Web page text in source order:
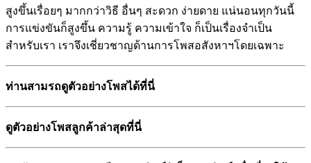
สูงขึ้นเรื่อยๆ มากกว่าวิธี อื่นๆ สะดวก ง่ายดาย แน่นอนทุกวันนี้
การแข่งขันก็สูงขึ้น ความรู้ ความเข้าใจ ก็เป็นเรื่องจำเป็น
สำหรับเรา เราจึงเชี่ยวชาญด้านการโพสอสังหาฯโดยเฉพาะ
ท่านสามรถดูตัวอย่างโพสได้ที่นี่
ดูตัวอย่างโพสลูกค้าล่าสุดที่นี่